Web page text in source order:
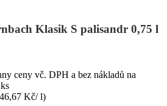
Klasik S palisandr 0,75 l
ceny vč. DPH a bez nákladů na
ks
Kč/ l)